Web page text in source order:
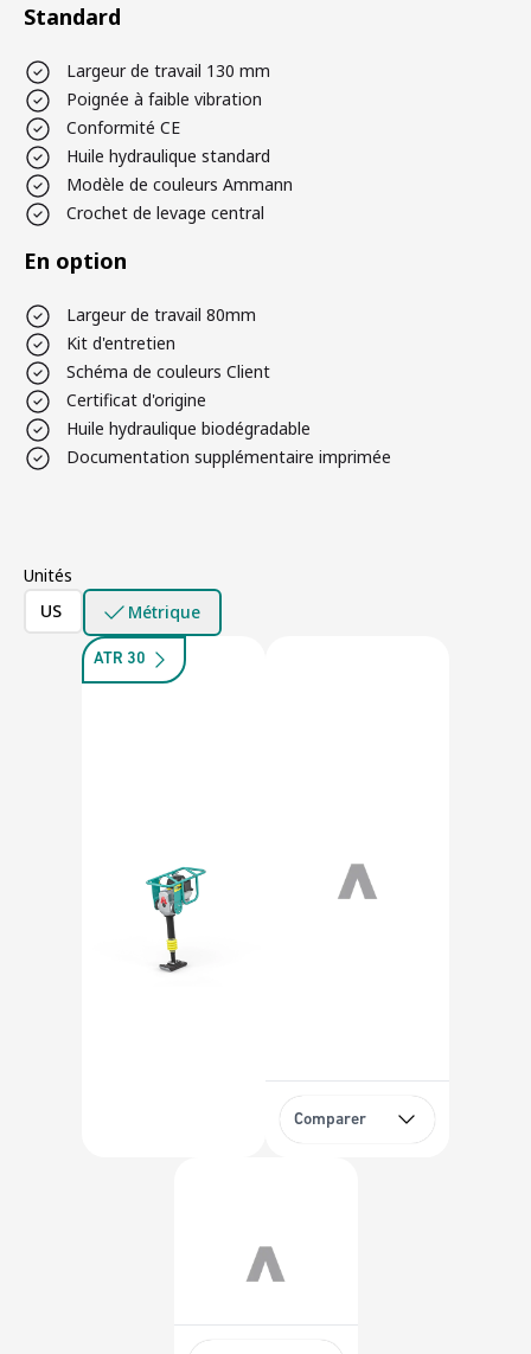
Standard
Largeur de travail 130 mm
Poignée à faible vibration
Conformité CE
Huile hydraulique standard
Modèle de couleurs Ammann
Crochet de levage central
En option
Largeur de travail 80mm
Kit d'entretien
Schéma de couleurs Client
Certificat d'origine
Huile hydraulique biodégradable
Documentation supplémentaire imprimée
Unités
US
Métrique
ATR 30
Comparer